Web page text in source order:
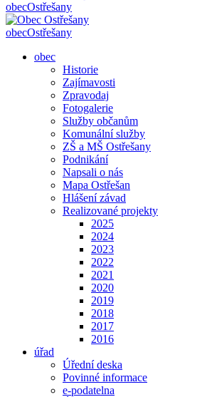
obecOstřešany
obecOstřešany
obec
Historie
Zajímavosti
Zpravodaj
Fotogalerie
Služby občanům
Komunální služby
ZŠ a MŠ Ostřešany
Podnikání
Napsali o nás
Mapa Ostřešan
Hlášení závad
Realizované projekty
2025
2024
2023
2022
2021
2020
2019
2018
2017
2016
úřad
Úřední deska
Povinné informace
e-podatelna